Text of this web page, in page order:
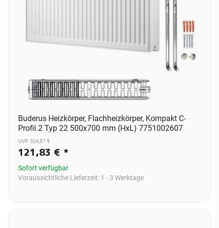
Buderus Heizkörper, Flachheizkörper, Kompakt C-
Profil.2 Typ 22 500x700 mm (HxL) 7751002607
UVP 324,87 €
121,83 € *
Sofort verfügbar
Voraussichtliche Lieferzeit: 1 - 3 Werktage